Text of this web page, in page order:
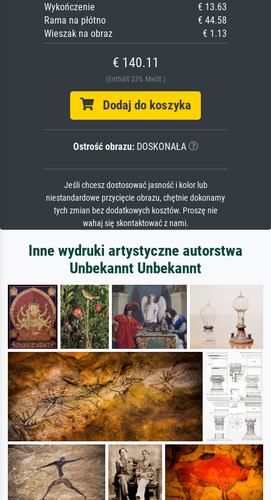
Wykończenie
€ 13.63
Rama na płótno
€ 44.58
Wieszak na obraz
€ 1.13
€ 140.11
(Enthält 23% MwSt.)
Dodaj do koszyka
Ostrość obrazu:DOSKONAŁA
Jeśli chcesz dostosować jasność i kolor lub
niestandardowe przycięcie obrazu, chętnie dokonamy
tych zmian bez dodatkowych kosztów. Proszę nie
wahaj się skontaktować z nami.
Inne wydruki artystyczne autorstwa
Unbekannt Unbekannt